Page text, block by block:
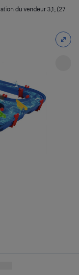
du vendeur 3,1; (27